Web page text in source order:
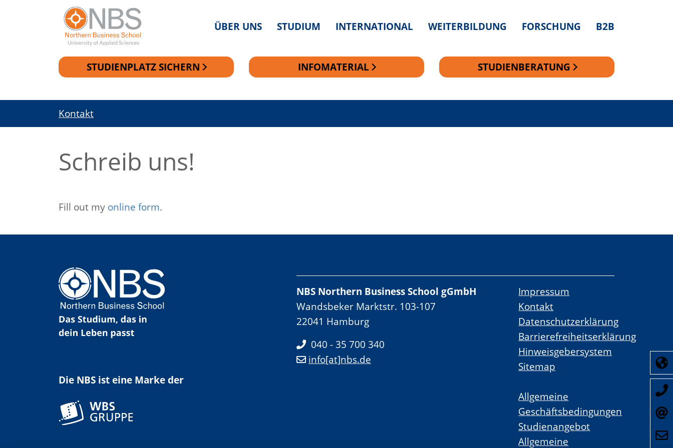
Zur Navigation springen
Zum Inhalt springen
ÜBER UNS STUDIUM INTERNATIONAL WEITERBILDUNG FORSCHUNG B2B
STUDIENPLATZ SICHERN INFOMATERIAL STUDIENBERATUNG
Kontakt
Schreib uns!
Fill out my online form.
Die NBS ist eine Marke der
NBS Northern Business School gGmbH
Wandsbeker Marktstr. 103-107
22041 Hamburg
040 - 35 700 340
info[at]nbs.de
Impressum
Kontakt
Datenschutzerklärung
Barrierefreiheitserklärung
Hinweisgebersystem
Sitemap
Allgemeine
Geschäftsbedingungen
Studienangebot
Allgemeine